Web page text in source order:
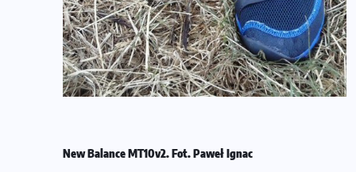
New Balance MT10v2. Fot. Paweł Ignac